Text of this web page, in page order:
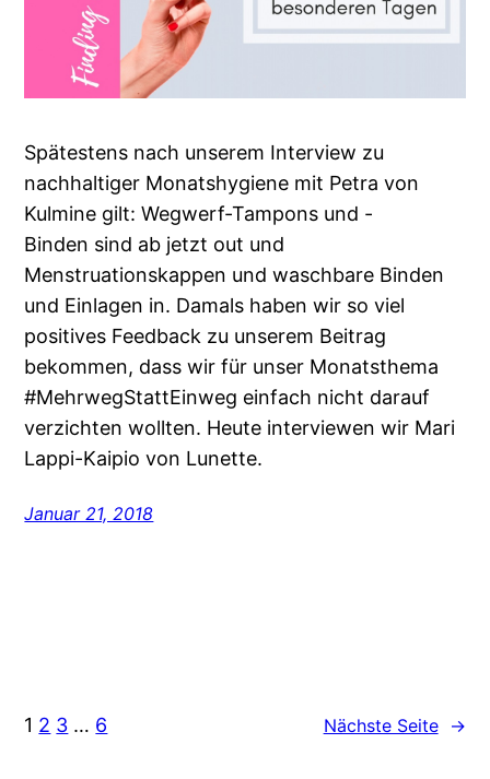
Spätestens nach unserem Interview zu
nachhaltiger Monatshygiene mit Petra von
Kulmine gilt: Wegwerf-Tampons und -
Binden sind ab jetzt out und
Menstruationskappen und waschbare Binden
und Einlagen in. Damals haben wir so viel
positives Feedback zu unserem Beitrag
bekommen, dass wir für unser Monatsthema
#MehrwegStattEinweg einfach nicht darauf
verzichten wollten. Heute interviewen wir Mari
Lappi-Kaipio von Lunette.
Januar 21, 2018
1 2 3 … 6 Nächste Seite →